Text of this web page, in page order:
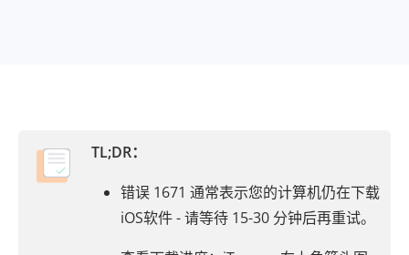
TL;DR：
错误 1671 通常表示您的计算机仍在下载
iOS软件 - 请等待 15-30 分钟后再重试。